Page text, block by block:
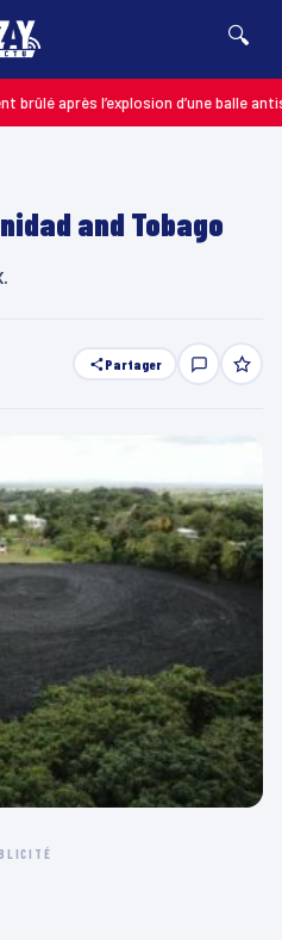
🔍
après l’explosion d’une balle
and Tobago
Partager